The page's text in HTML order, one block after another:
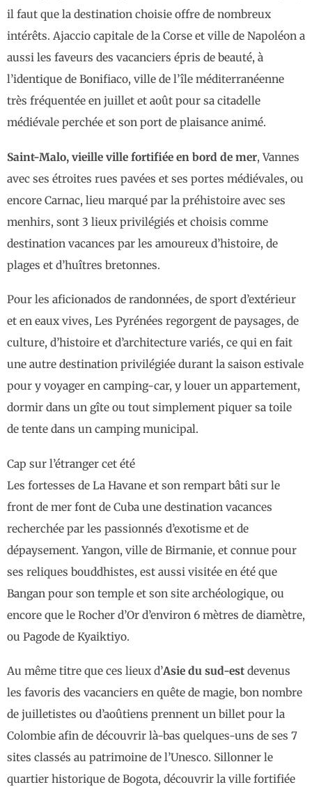
il faut que la destination choisie offre de nombreux
intérêts. Ajaccio capitale de la Corse et ville de Napoléon a
aussi les faveurs des vacanciers épris de beauté, à
l’identique de Bonifiaco, ville de l’île méditerranéenne
très fréquentée en juillet et août pour sa citadelle
médiévale perchée et son port de plaisance animé.
Saint-Malo, vieille ville fortifiée en bord de mer, Vannes
avec ses étroites rues pavées et ses portes médiévales, ou
encore Carnac, lieu marqué par la préhistoire avec ses
menhirs, sont 3 lieux privilégiés et choisis comme
destination vacances par les amoureux d’histoire, de
plages et d’huîtres bretonnes.
Pour les aficionados de randonnées, de sport d’extérieur
et en eaux vives, Les Pyrénées regorgent de paysages, de
culture, d’histoire et d’architecture variés, ce qui en fait
une autre destination privilégiée durant la saison estivale
pour y voyager en camping-car, y louer un appartement,
dormir dans un gîte ou tout simplement piquer sa toile
de tente dans un camping municipal.
Cap sur l’étranger cet été
Les fortesses de La Havane et son rempart bâti sur le
front de mer font de Cuba une destination vacances
recherchée par les passionnés d’exotisme et de
dépaysement. Yangon, ville de Birmanie, et connue pour
ses reliques bouddhistes, est aussi visitée en été que
Bangan pour son temple et son site archéologique, ou
encore que le Rocher d’Or d’environ 6 mètres de diamètre,
ou Pagode de Kyaiktiyo.
Au même titre que ces lieux d’Asie du sud-est devenus
les favoris des vacanciers en quête de magie, bon nombre
de juilletistes ou d’aoûtiens prennent un billet pour la
Colombie afin de découvrir là-bas quelques-uns de ses 7
sites classés au patrimoine de l’Unesco. Sillonner le
quartier historique de Bogota, découvrir la ville fortifiée